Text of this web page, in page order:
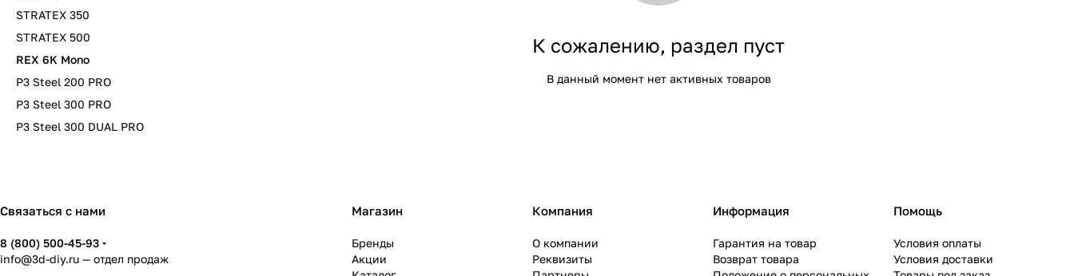
К сожалению, раздел пуст
В данный момент нет активных товаров
STRATEX 350
STRATEX 500
REX 6K Mono
P3 Steel 200 PRO
P3 Steel 300 PRO
P3 Steel 300 DUAL PRO
Связаться с нами
8 (800) 500-45-93
info@3d-diy.ru — отдел продаж
Магазин
Бренды
Акции
Компания
О компании
Реквизиты
Информация
Гарантия на товар
Возврат товара
Помощь
Условия оплаты
Условия доставки